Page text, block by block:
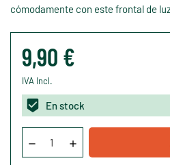
cómodamente con este frontal de
9,90 €
IVA Incl.
En stock